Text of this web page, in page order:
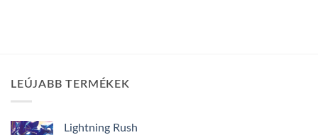
LEÚJABB TERMÉKEK
Lightning Rush